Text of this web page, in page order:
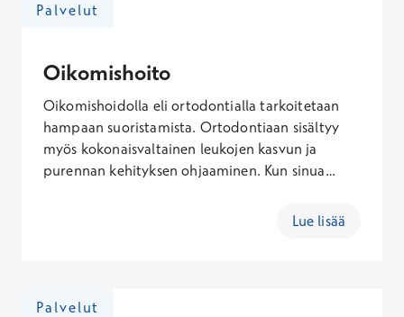
Palvelut
Oikomishoito
Oikomishoidolla eli ortodontialla tarkoitetaan
hampaan suoristamista. Ortodontiaan sisältyy
myös kokonaisvaltainen leukojen kasvun ja
purennan kehityksen ohjaaminen. Kun sinua
varaa aika oikomishoidon erikoishammaslääkärin
Arviointikäynnin kokonaishinta
Lue lisää
Palvelut